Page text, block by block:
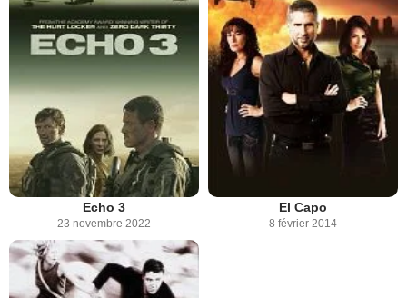
Echo 3
23 novembre 2022
El Capo
8 février 2014